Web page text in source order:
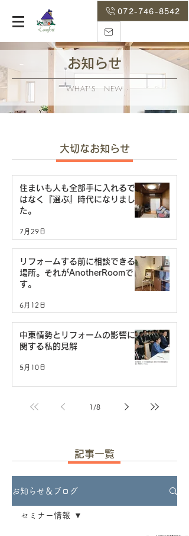
072-746-8542
お知らせ
WHAT’S NEW
大切なお知らせ
住まいも人も全部手に入れるで
はなく『選ぶ』時代になりまし
た。
7月29日
リフォームする前に相談できる
場所。それがAnotherRoomで
す。
6月12日
中東情勢とリフォームの影響に
関する私的見解
5月10日
1 /8
記事一覧
お知らせ＆ブログ
セミナー情報